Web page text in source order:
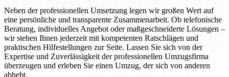
Neben der professionellen Umsetzung legen wir großen Wert auf
eine persönliche und transparente Zusammenarbeit. Ob telefonische
Beratung, individuelles Angebot oder maßgeschneiderte Lösungen –
wir stehen Ihnen jederzeit mit kompetenten Ratschlägen und
praktischen Hilfestellungen zur Seite. Lassen Sie sich von der
Expertise und Zuverlässigkeit der professionellen Umzugsfirma
überzeugen und erleben Sie einen Umzug, der sich von anderen
abhebt.